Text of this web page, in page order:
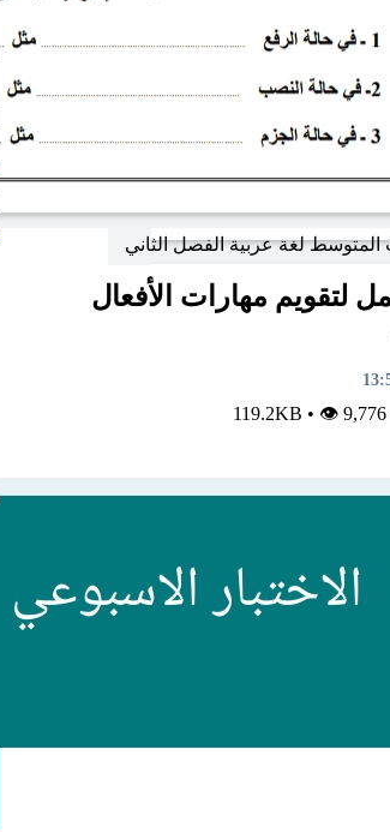
المتوسط لغة عربية الفصل الثاني
لتقويم مهارات الأفعال
119.2KB
• 👁 9,776